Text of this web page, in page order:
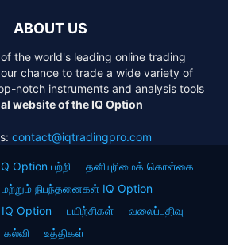
ABOUT US
the world's leading online trading
chance to trade a wide variety of
notch instruments and analysis tools
website of the IQ Option
contact@iqtradingpro.com
Option பற்றி
தனியுரிமைக் கொள்கை
மற்றும் நிபந்தனைகள் IQ Option
Option
பயிற்சிகள்
வலைப்பதிவு
கல்வி
உத்திகள்